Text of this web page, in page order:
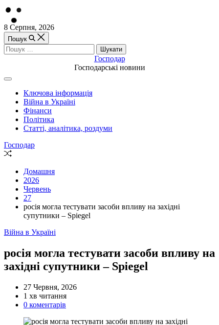
Перейти
до
вмісту
8 Серпня, 2026
Пошук
Пошук:
Господар
Господарські новини
Off
Canvas
(поза
полотном)
Ключова інформація
Війна в Україні
Фінанси
Політика
Статті, аналітика, роздуми
Господар
Випадкова
Домашня
2026
Червень
27
росія могла тестувати засоби впливу на західні
супутники – Spiegel
Категорії
Війна в Україні
росія могла тестувати засоби впливу на
західні супутники – Spiegel
27 Червня, 2026
Орієнтовний
час
1 хв читання
0 коментарів